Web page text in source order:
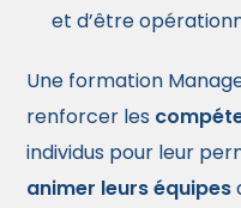
et d’être
Une formation
renforcer les
individus pour leur
animer leurs équipes